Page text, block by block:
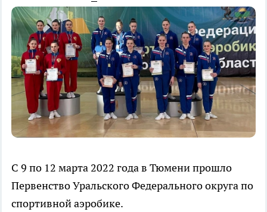
С 9 по 12 марта 2022 года в Тюмени прошло
Первенство Уральского Федерального округа по
спортивной аэробике.